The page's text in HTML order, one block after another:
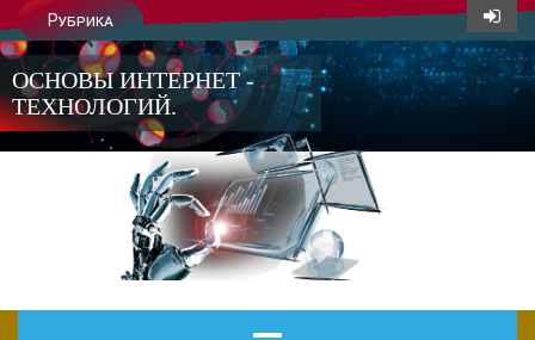
Рубрика
ОСНОВЫ ИНТЕРНЕТ -
ТЕХНОЛОГИЙ.